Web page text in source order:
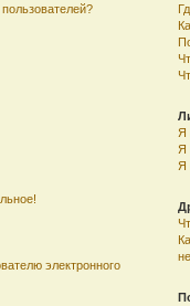
электронного
Я
Я
Я